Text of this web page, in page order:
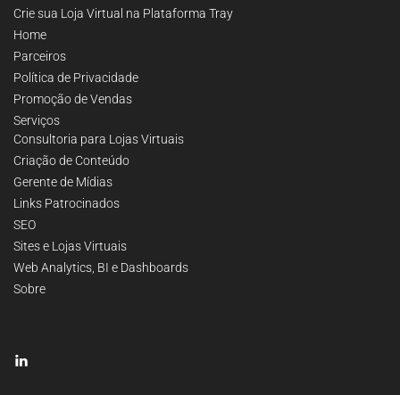
Crie sua Loja Virtual na Plataforma Tray
Home
Parceiros
Política de Privacidade
Promoção de Vendas
Serviços
Consultoria para Lojas Virtuais
Criação de Conteúdo
Gerente de Mídias
Links Patrocinados
SEO
Sites e Lojas Virtuais
Web Analytics, BI e Dashboards
Sobre